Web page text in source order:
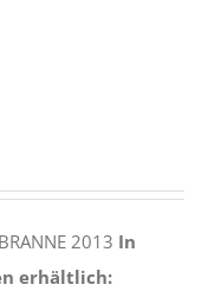
2013 In
erhältlich: